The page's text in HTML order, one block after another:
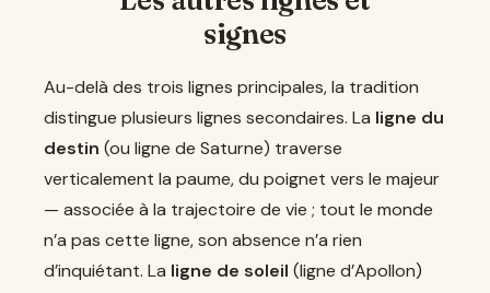
signes
Au-delà des trois lignes principales, la tradition
distingue plusieurs lignes secondaires. La ligne du
destin (ou ligne de Saturne) traverse
verticalement la paume, du poignet vers le majeur
— associée à la trajectoire de vie ; tout le monde
n’a pas cette ligne, son absence n’a rien
d’inquiétant. La ligne de soleil (ligne d’Apollon)